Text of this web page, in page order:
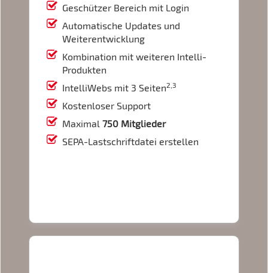
Geschützer Bereich mit Login
Automatische Updates und
Weiterentwicklung
Kombination mit weiteren Intelli-
Produkten
IntelliWebs mit 3 Seiten2,3
Kostenloser Support
Maximal 750 Mitglieder
SEPA-Lastschriftdatei erstellen